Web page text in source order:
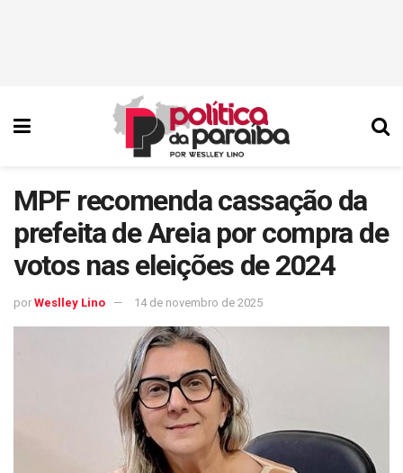
MPF recomenda cassação da
prefeita de Areia por compra de
votos nas eleições de 2024
por Weslley Lino 14 de novembro de 2025